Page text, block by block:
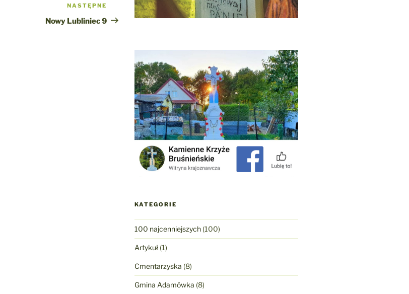
Następny
wpis
NASTĘPNE
Nowy Lubliniec 9
KATEGORIE
100 najcenniejszych(100)
Artykuł(1)
Cmentarzyska (8)
Gmina Adamówka (8)